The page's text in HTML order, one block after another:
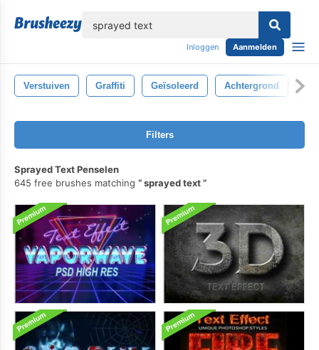
Inloggen Aanmelden
Verstuiven Graffiti Geïsoleerd Achtergrond
Filters
Sprayed Text Penselen
645 free brushes matching
sprayed text